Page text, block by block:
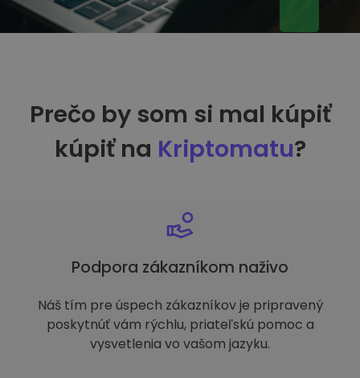
Prečo by som si mal kúpiť
kúpiť na Kriptomatu?
Podpora zákazníkom naživo
Náš tím pre úspech zákazníkov je pripravený
poskytnúť vám rýchlu, priateľskú pomoc a
vysvetlenia vo vašom jazyku.